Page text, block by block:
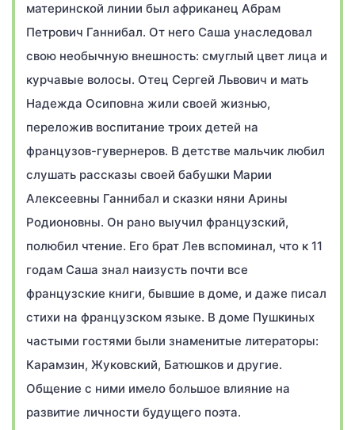
материнской линии был африканец Абрам
Петрович Ганнибал. От него Саша унаследовал
свою необычную внешность: смуглый цвет лица и
курчавые волосы. Отец Сергей Львович и мать
Надежда Осиповна жили своей жизнью,
переложив воспитание троих детей на
французов-гувернеров. В детстве мальчик любил
слушать рассказы своей бабушки Марии
Алексеевны Ганнибал и сказки няни Арины
Родионовны. Он рано выучил французский,
полюбил чтение. Его брат Лев вспоминал, что к 11
годам Саша знал наизусть почти все
французские книги, бывшие в доме, и даже писал
стихи на французском языке. В доме Пушкиных
частыми гостями были знаменитые литераторы:
Карамзин, Жуковский, Батюшков и другие.
Общение с ними имело большое влияние на
развитие личности будущего поэта.